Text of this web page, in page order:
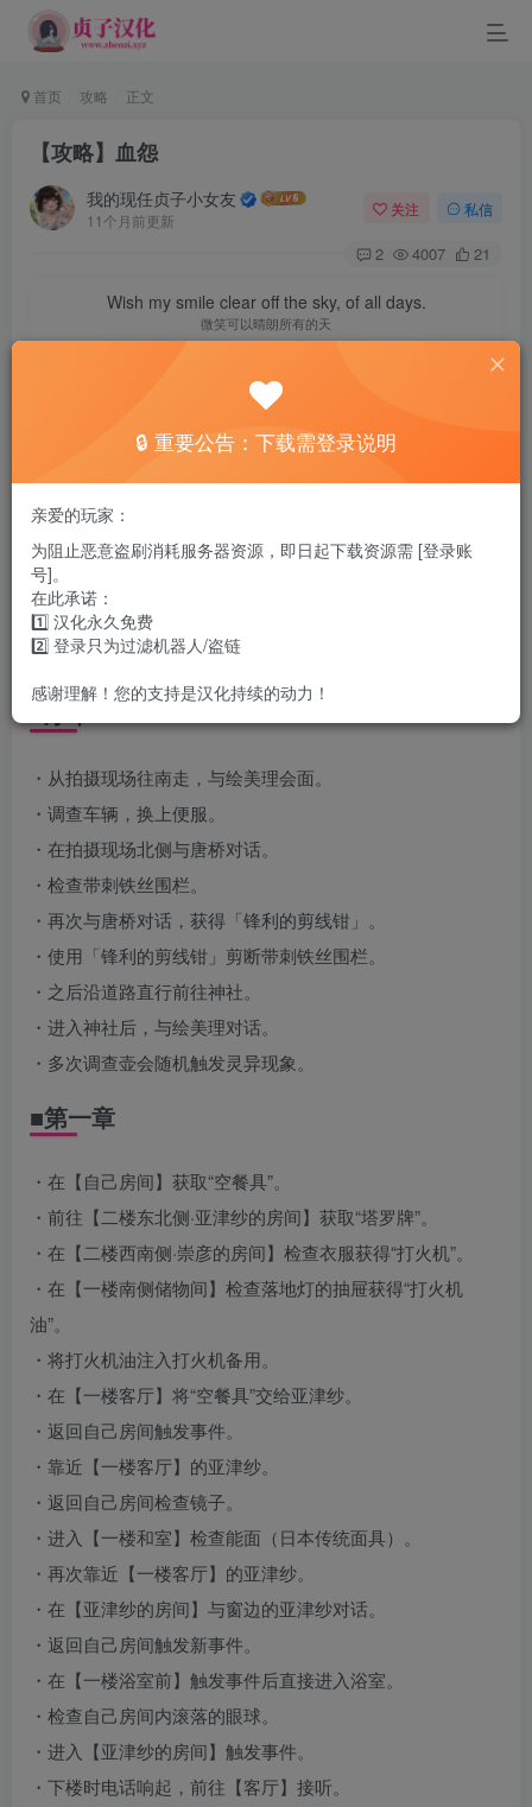
首页 攻略 正文
【攻略】血怨
我的现任贞子小女友
11个月前更新
关注 私信
2 4007 21
Wish my smile clear off the sky, of all days.
微笑可以晴朗所有的天
以下是《血怨-完全版-》的攻略指南。
※请注意：本文并非谜题提示，而是直接记载了答案内容，
仅供卡关时参考。
※本攻略仅收录直接影响通关的关键项目，
对游戏进程无实质影响的道具及各类要素原则上已作省略。
※本攻略所述流程仅为示例，实际游玩时可能存在与记载顺
序不同。
■序章
・从拍摄现场往南走，与绘美理会面。
・调查车辆，换上便服。
・在拍摄现场北侧与唐桥对话。
・检查带刺铁丝围栏。
・再次与唐桥对话，获得「锋利的剪线钳」。
・使用「锋利的剪线钳」剪断带刺铁丝围栏。
・之后沿道路直行前往神社。
・进入神社后，与绘美理对话。
・多次调查壶会随机触发灵异现象。
■第一章
・在【自己房间】获取“空餐具”。
・前往【二楼东北侧·亚津纱的房间】获取“塔罗牌”。
・在【二楼西南侧·崇彦的房间】检查衣服获得“打火机”。
・在【一楼南侧储物间】检查落地灯的抽屉获得“打火机
油”。
・将打火机油注入打火机备用。
・在【一楼客厅】将“空餐具”交给亚津纱。
・返回自己房间触发事件。
・靠近【一楼客厅】的亚津纱。
・返回自己房间检查镜子。
・进入【一楼和室】检查能面（日本传统面具）。
・再次靠近【一楼客厅】的亚津纱。
・在【亚津纱的房间】与窗边的亚津纱对话。
・返回自己房间触发新事件。
・在【一楼浴室前】触发事件后直接进入浴室。
・检查自己房间内滚落的眼球。
・进入【亚津纱的房间】触发事件。
・下楼时电话响起，前往【客厅】接听。
🔒 重要公告：下载需登录说明
亲爱的玩家：
为阻止恶意盗刷消耗服务器资源，即日起下载资源需 [登录账
号]。
在此承诺：
1️⃣ 汉化永久免费
2️⃣ 登录只为过滤机器人/盗链
感谢理解！您的支持是汉化持续的动力！